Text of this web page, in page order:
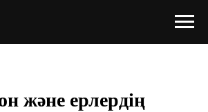
және ерлердің